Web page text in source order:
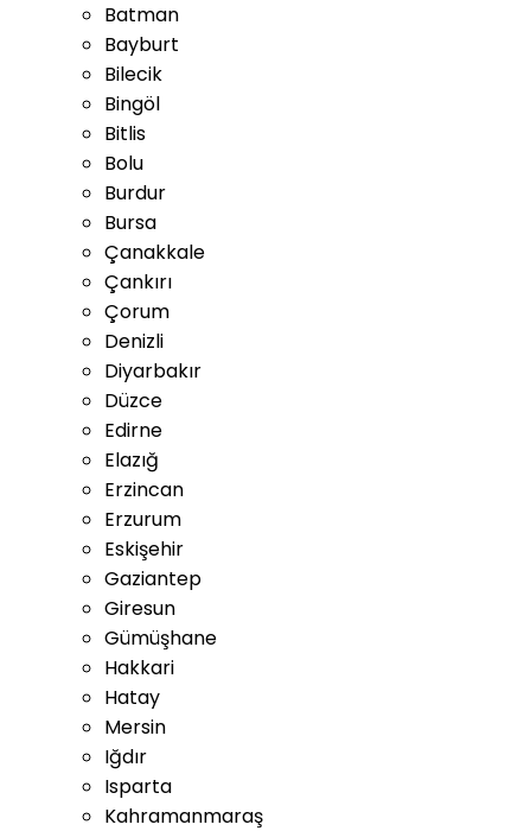
Batman
Bayburt
Bilecik
Bingöl
Bitlis
Bolu
Burdur
Bursa
Çanakkale
Çankırı
Çorum
Denizli
Diyarbakır
Düzce
Edirne
Elazığ
Erzincan
Erzurum
Eskişehir
Gaziantep
Giresun
Gümüşhane
Hakkari
Hatay
Mersin
Iğdır
Isparta
Kahramanmaraş